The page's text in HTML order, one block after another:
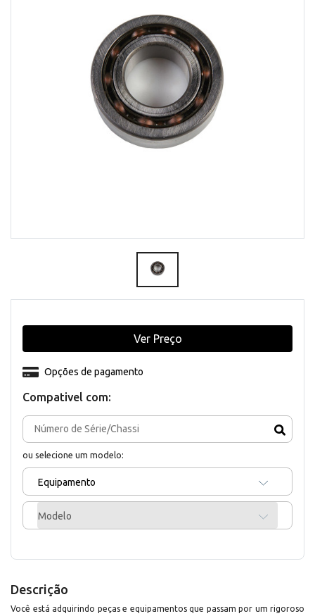
Compativel com:
ou selecione um modelo:
Equipamento
Modelo
Opções de pagamento
Ver Preço
Descrição
Você está adquirindo peças e equipamentos que passam por um rigoroso